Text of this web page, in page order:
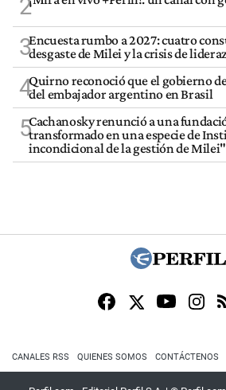
2
3Encuesta rumbo a 2027: cuatro
desgaste de Milei y la crisis de
4Quirno reconoció que el gobierno
del embajador argentino en Brasil
5Cachanosky renunció a una
transformado en una especie de
incondicional de la gestión de Milei"
CANALES RSS QUIENES SOMOS CONTÁCTENOS